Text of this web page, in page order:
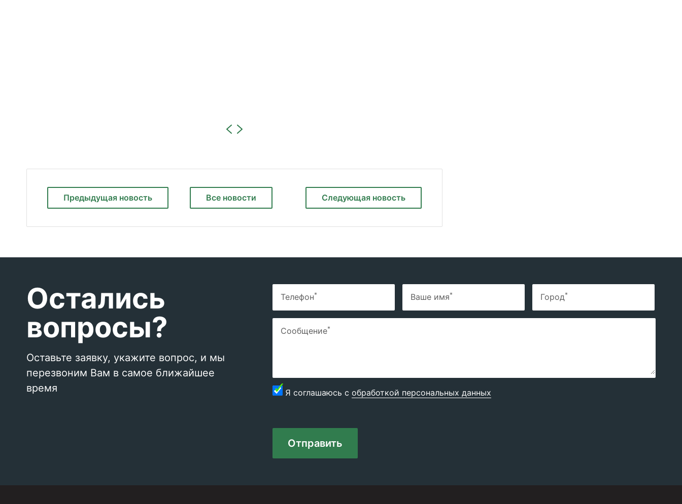
Предыдущая новость Следующая новость
Все новости
Остались
вопросы?
Оставьте заявку, укажите вопрос, и мы
перезвоним Вам в самое ближайшее
время
Телефон* Ваше имя* Город*
Сообщение*
Я соглашаюсь с обработкой персональных данных
Отправить